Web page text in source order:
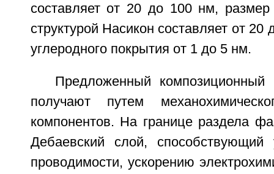
составляет от 20 до 100 нм,
структурой Насикон составляет от
углеродного покрытия от 1 до 5 нм.
Предложенный композиционный
получают путем
компонентов. На границе раздела
Дебаевский слой, способствующий
проводимости, ускорению